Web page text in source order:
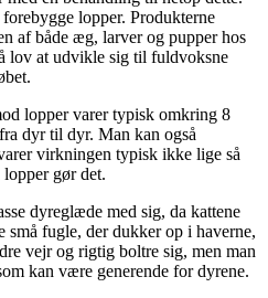
lopper. Produkterne
af både æg, larver og pupper hos
lov at udvikle sig til fuldvoksne
lopper varer typisk omkring 8
dyr til dyr. Man kan også
virkningen typisk ikke lige så
gør det.
dyreglæde med sig, da kattene
små fugle, der dukker op i haverne,
vejr og rigtig boltre sig, men man
kan være generende for dyrene.